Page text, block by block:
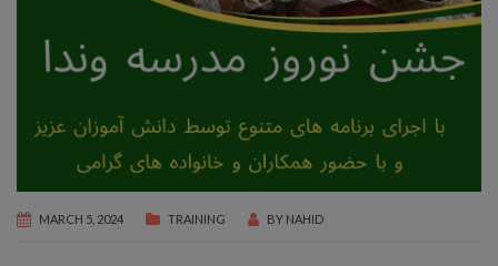
MARCH 5, 2024 TRAINING BY NAHID